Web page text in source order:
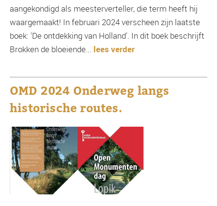
aangekondigd als meesterverteller, die term heeft hij
waargemaakt! In februari 2024 verscheen zijn laatste
boek: 'De ontdekking van Holland'. In dit boek beschrijft
Brokken de bloeiende... lees verder
OMD 2024 Onderweg langs
historische routes.